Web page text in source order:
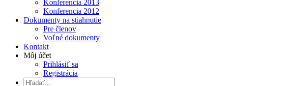
Konferencia 2013
Konferencia 2012
Dokumenty na stiahnutie
Pre členov
Voľné dokumenty
Kontakt
Môj účet
Prihlásiť sa
Registrácia
Hľadať: